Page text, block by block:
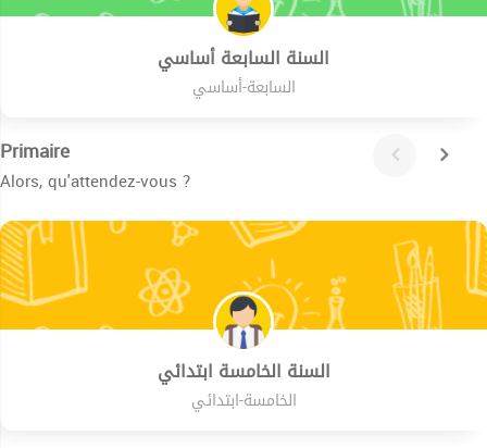
السنة السابعة أساسي
السابعة-أساسي
Primaire
Alors, qu'attendez-vous ?
السنة الخامسة ابتدائي
الخامسة-ابتدائي